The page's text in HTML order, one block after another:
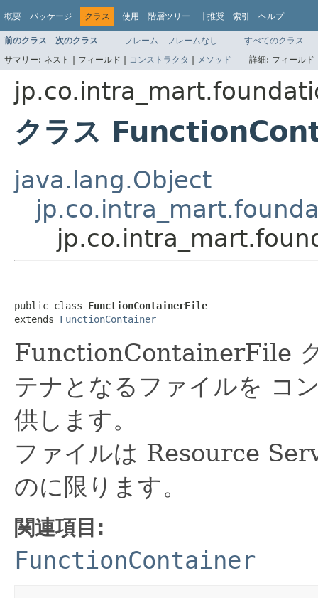
概要 パッケージ クラス 使用 階層ツリー 非推奨 索引 ヘルプ
前のクラス 次のクラス フレーム フレームなし
すべてのクラス
サマリー: ネスト | フィールド | コンストラクタ | メソッド 詳細: フィール
クラス
java.lang.Object
public class FunctionContainerFile
extends FunctionContainer
FunctionContainerFile ク
テナとなるファイルを コ
供します。
ファイルは Resource
のに限ります。
関連項目:
FunctionContainer